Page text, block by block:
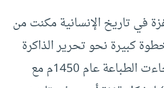
في تاريخ الإنسانية مكنت من
كبيرة نحو تحرير الذاكرة
من ثقل الحفظ، ثم جاءت الطباعة عام 1450م مع